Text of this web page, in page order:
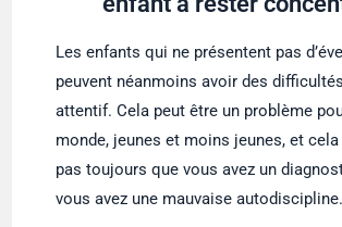
Les enfants qui ne présentent pas
peuvent néanmoins avoir des
attentif. Cela peut être un problème
monde, jeunes et moins jeunes, et
pas toujours que vous avez un
vous avez une mauvaise autodiscipline.